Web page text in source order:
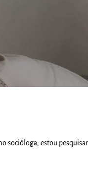
socióloga, estou